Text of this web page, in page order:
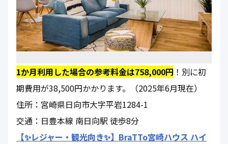
1か月利用した場合の参考料金は758,000円 ！別に初
期費用が38,500円かかります。（2025年6月現在）
住所：宮崎県日向市大字平岩1284-1
交通：日豊本線 南日向駅 徒歩8分
【✨レジャー・観光向き✨】BraTTo宮崎ハウス ハイ